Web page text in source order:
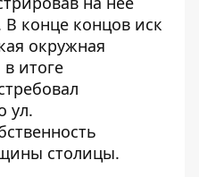
В конце концов иск
окружная
итоге
ул.
столицы.